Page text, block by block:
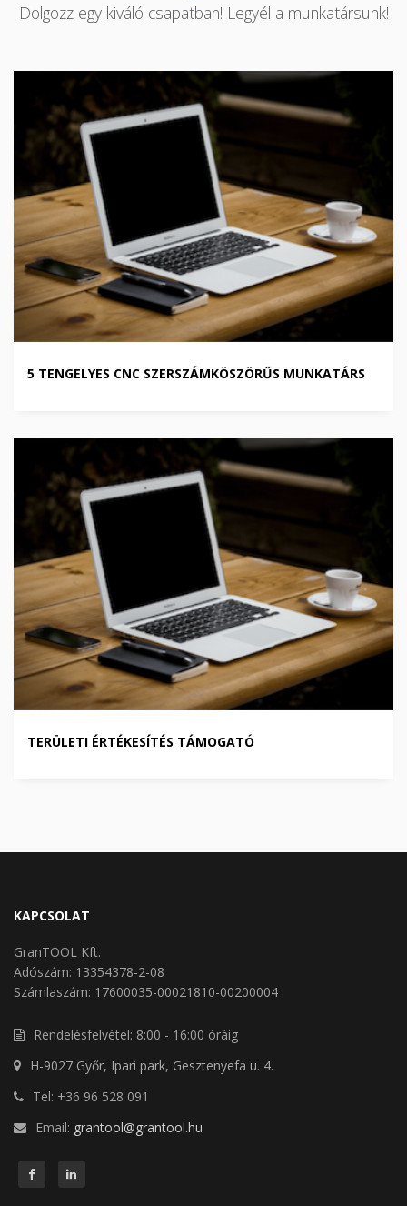
Dolgozz egy kiváló csapatban! Legyél a munkatársunk!
5 TENGELYES CNC SZERSZÁMKÖSZÖRŰS MUNKATÁRS
TERÜLETI ÉRTÉKESÍTÉS TÁMOGATÓ
KAPCSOLAT
GranTOOL Kft.
Adószám: 13354378-2-08
Számlaszám: 17600035-00021810-00200004
Rendelésfelvétel: 8:00 - 16:00 óráig
H-9027 Győr, Ipari park, Gesztenyefa u. 4.
Tel: +36 96 528 091
Email: grantool@grantool.hu